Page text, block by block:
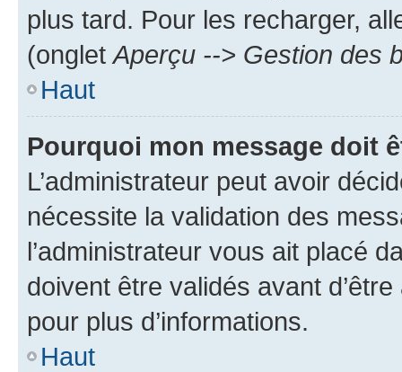
plus tard. Pour les recharger,
(onglet Aperçu --> Gestion des
Haut
Pourquoi mon message doit
L’administrateur peut avoir
nécessite la validation des
l’administrateur vous ait placé
doivent être validés avant
pour plus d’informations.
Haut